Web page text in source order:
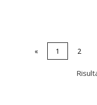
« 1 2